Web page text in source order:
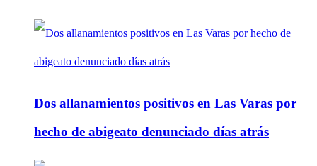
Dos allanamientos positivos en Las Varas por
hecho de abigeato denunciado días atrás